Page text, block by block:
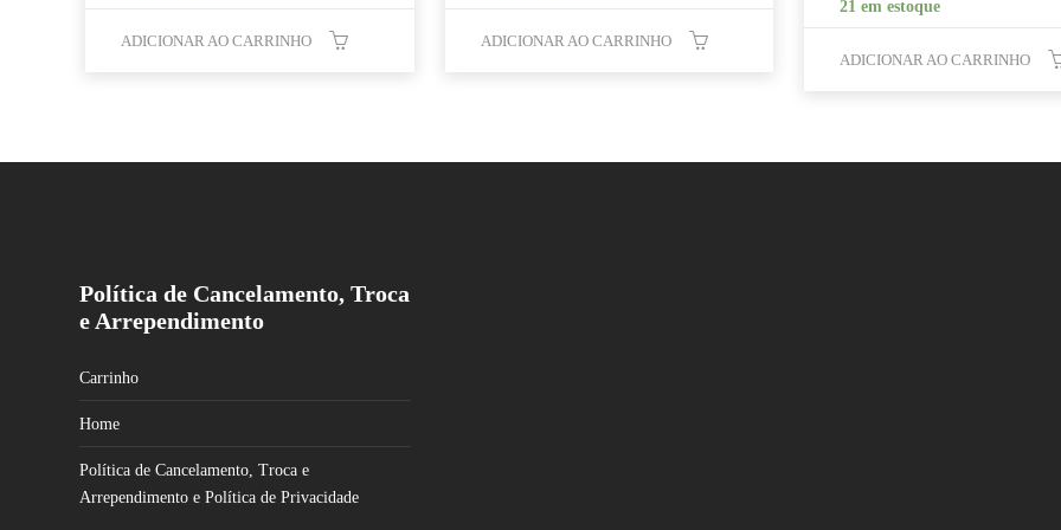
ADICIONAR AO CARRINHO ADICIONAR AO CARRINHO
21 em estoque
ADICIONAR AO CARRINHO
Política de Cancelamento, Troca
e Arrependimento
Carrinho
Home
Política de Cancelamento, Troca e
Arrependimento e Política de Privacidade